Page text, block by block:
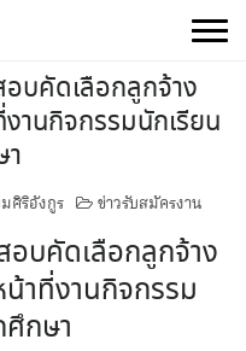
บคัดเลือกลูกจ้าง
านกิจกรรมนักเรียน
ศิริอังกูร ข่าวรับสมัครงาน
อบคัดเลือกลูกจ้าง
น้าที่งานกิจกรรม
กษา